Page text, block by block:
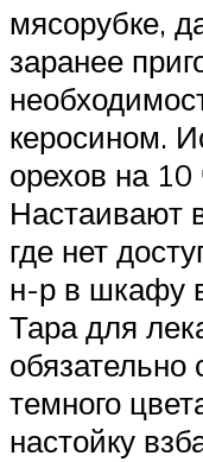
мясорубке,
заранее
керосином.
орехов на 10
Настаивают
где нет
н-р в шкафу
Тара для
обязательно
темного
настойку